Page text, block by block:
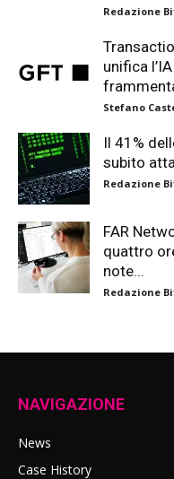
Redazione
unifica
Stefano
Il 41%
subito
Redazione
FAR
quattro
note...
Redazione
NAVIGAZIONE
News
Case History